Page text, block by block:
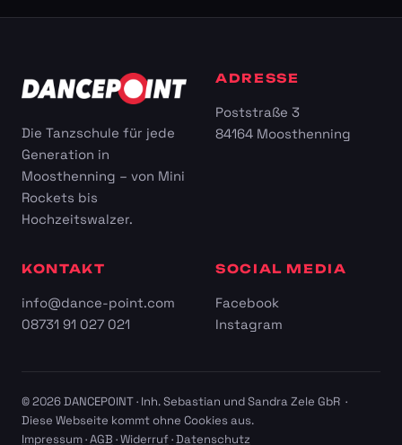
Die Tanzschule für jede
Generation in
Moosthenning – von Mini
Rockets bis
Hochzeitswalzer.
ADRESSE
Poststraße 3
84164 Moosthenning
KONTAKT
info@dance-point.com
08731 91 027 021
SOCIAL MEDIA
Facebook
Instagram
© 2026 DANCEPOINT · Inh. Sebastian und Sandra Zele GbR ·
Diese Webseite kommt ohne Cookies aus.
Impressum·AGB ·Widerruf·Datenschutz